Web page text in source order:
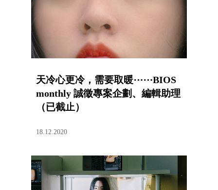
天冷心更冷，需要取暖⋯⋯BIOS
monthly 誠徵專案企劃、編輯助理
（已截止）
18.12.2020